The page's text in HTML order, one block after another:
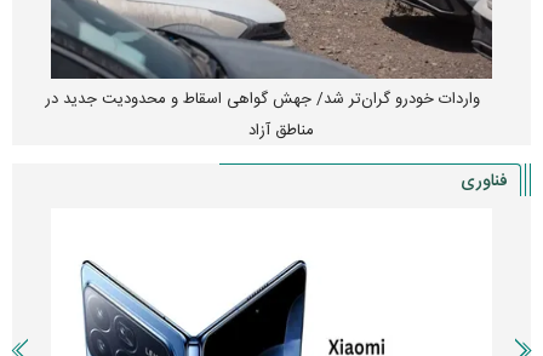
واردات خودرو گران‌تر شد/ جهش گواهی اسقاط و محدودیت جدید در
مناطق آزاد
فناوری